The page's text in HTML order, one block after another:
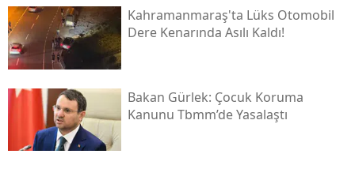
Kahramanmaraş'ta Lüks Otomobil
Dere Kenarında Asılı Kaldı!
Bakan Gürlek: Çocuk Koruma
Kanunu Tbmm’de Yasalaştı